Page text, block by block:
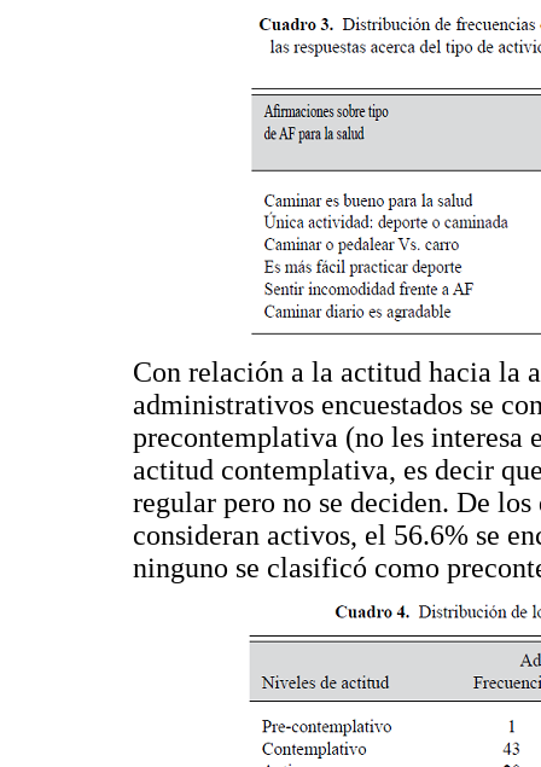
Con relación a la actitud hacia la
administrativos encuestados se
precontemplativa (no les interesa
actitud contemplativa, es decir
regular pero no se deciden. De
consideran activos, el 56.6% se
ninguno se clasificó como